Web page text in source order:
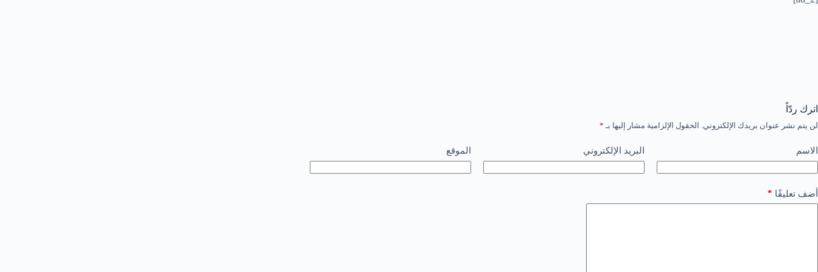
اترك ردّاً
لن يتم نشر عنوان بريدك الإلكتروني. الحقول الإلزامية مشار إليها بـ *
الاسم البريد الإلكتروني الموقع
أضف تعليقًا *